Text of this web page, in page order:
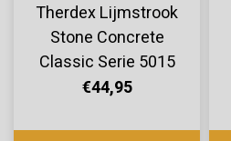
Therdex Lijmstrook
Stone Concrete
Classic Serie 5015
€44,95